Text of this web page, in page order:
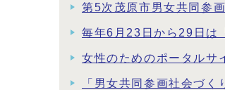
第5次茂原市男女共同参
毎年6月23日から29日は
女性のためのポータルサ
「男女共同参画社会づ